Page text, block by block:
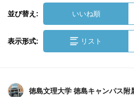
並び替え: いいね順
表示形式: リスト
徳島文理大学 徳島キャンパス附